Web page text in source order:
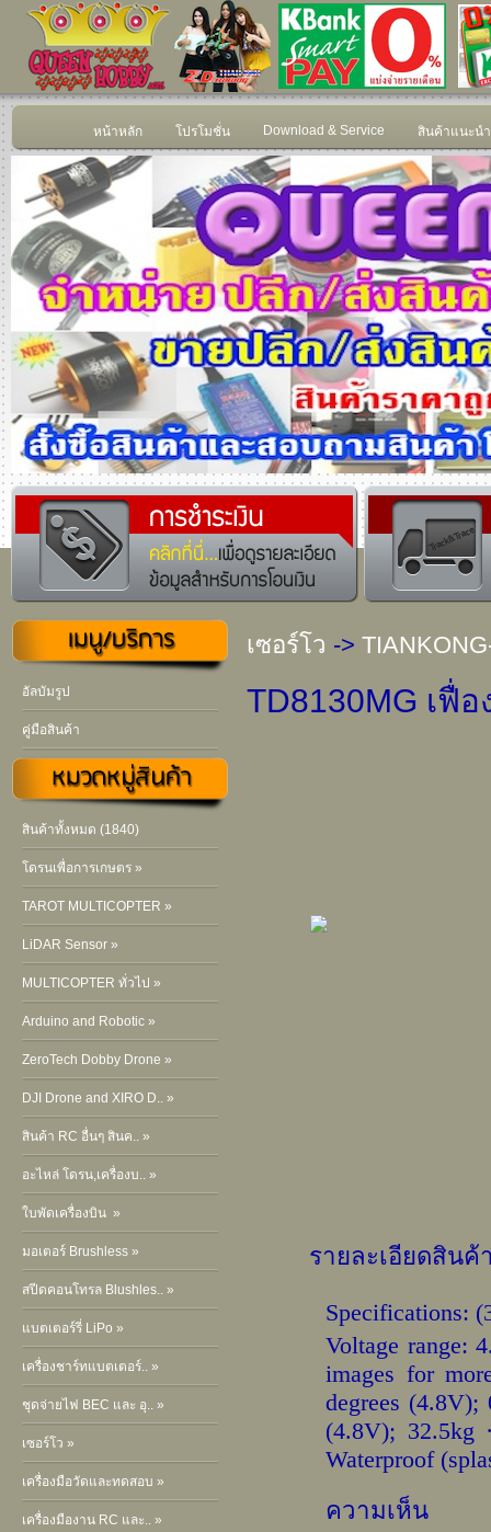
หน้าหลัก โปรโมชั่น Download & Service สินค้าแนะนำ
อัลบัมรูป
คู่มือสินค้า
สินค้าทั้งหมด (1840)
โดรนเพื่อการเกษตร »
TAROT MULTICOPTER »
LiDAR Sensor »
MULTICOPTER ทั่วไป »
Arduino and Robotic »
ZeroTech Dobby Drone »
DJI Drone and XIRO D.. »
สินค้า RC อื่นๆ สินค.. »
อะไหล่ โดรน,เครื่องบ.. »
ใบพัดเครื่องบิน »
มอเตอร์ Brushless »
สปีดคอนโทรล Blushles.. »
แบตเตอร์รี่ LiPo »
เครื่องชาร์ทแบตเตอร์.. »
ชุดจ่ายไฟ BEC และ อุ.. »
เซอร์โว »
เครื่องมือวัดและทดสอบ »
เครื่องมืองาน RC และ.. »
เซอร์โว ->
TD8130MG เฟื่
รายละเอียดสินค้
Specifications:
Voltage range:
images for
degrees (4.8V);
(4.8V); 32.5kg
Waterproof
ความเห็น